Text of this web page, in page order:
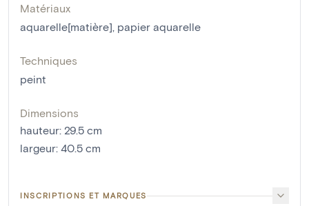
Matériaux
aquarelle[matière], papier aquarelle
Techniques
peint
Dimensions
hauteur: 29.5 cm
largeur: 40.5 cm
INSCRIPTIONS ET MARQUES